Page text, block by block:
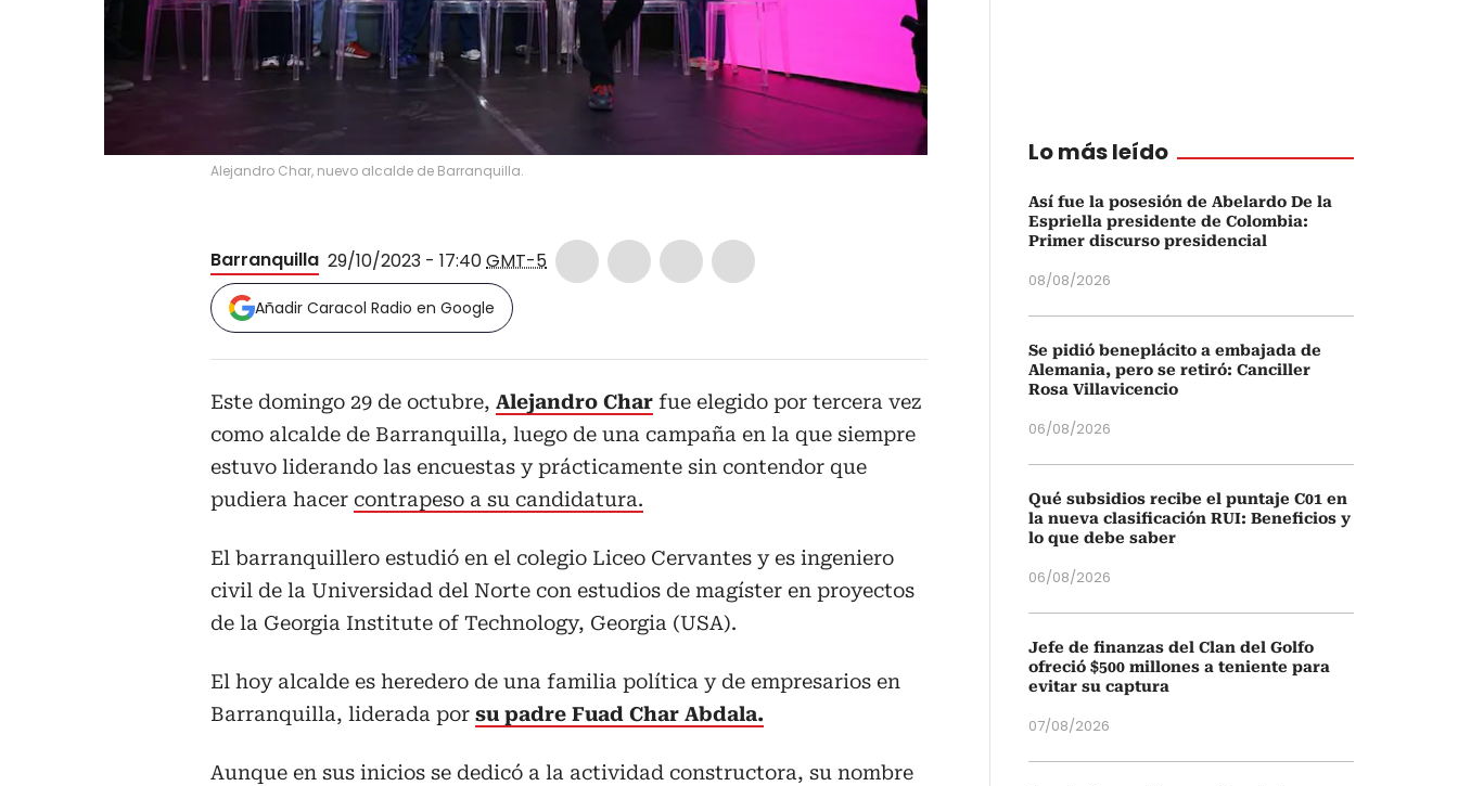
Alejandro Char, nuevo alcalde de Barranquilla.
Barranquilla 29/10/2023 - 17:40GMT-5
Añadir Caracol Radio en Google
Este domingo 29 de octubre, Alejandro Char fue elegido por tercera vez
como alcalde de Barranquilla, luego de una campaña en la que siempre
estuvo liderando las encuestas y prácticamente sin contendor que
pudiera hacer contrapeso a su candidatura.
El barranquillero estudió en el colegio Liceo Cervantes y es ingeniero
civil de la Universidad del Norte con estudios de magíster en proyectos
de la Georgia Institute of Technology, Georgia (USA).
El hoy alcalde es heredero de una familia política y de empresarios en
Barranquilla, liderada por su padre Fuad Char Abdala.
Aunque en sus inicios se dedicó a la actividad constructora, su nombre
Lo más leído
Así fue la posesión de Abelardo De la
Espriella presidente de Colombia:
Primer discurso presidencial
08/08/2026
Se pidió beneplácito a embajada de
Alemania, pero se retiró: Canciller
Rosa Villavicencio
06/08/2026
Qué subsidios recibe el puntaje C01 en
la nueva clasificación RUI: Beneficios y
lo que debe saber
06/08/2026
Jefe de finanzas del Clan del Golfo
ofreció $500 millones a teniente para
evitar su captura
07/08/2026